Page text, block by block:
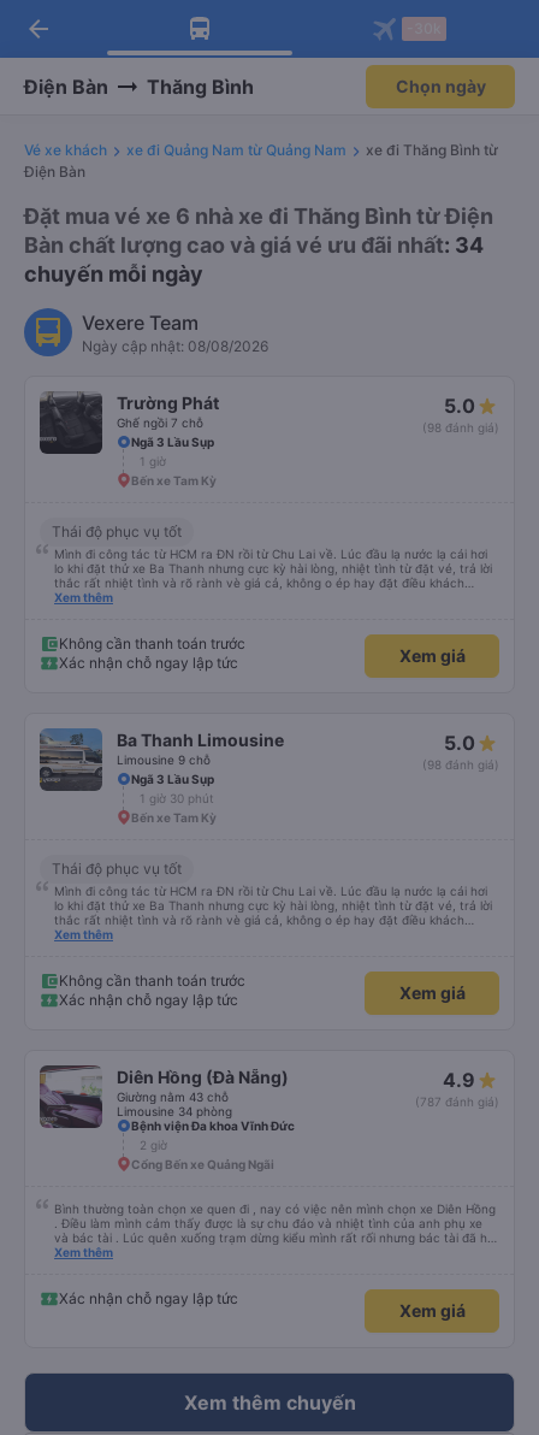
Tải app Vexere ngay!
Nhận ưu đãi thành viên độc
Mở app
Tải app Vexere
-30k/ghế khi đặt vé máy bay qua
Mở app
arrow_back
Điện Bàn Thăng Bình Chọn ngày
Vé xe khách xe đi Quảng Nam từ Quảng Nam
xe đi Thăng Bình từ
Điện Bàn
Đặt mua vé xe 6 nhà xe đi Thăng Bình từ Điện
Bàn chất lượng cao và giá vé ưu đãi nhất: 34
chuyến mỗi ngày
Vexere Team
Ngày cập nhật: 08/08/2026
Trường Phát
Ghế ngồi 7 chỗ
5.0
(98 đánh giá)
Ngã 3 Lầu Sụp
1 giờ
Bến xe Tam Kỳ
Thái độ phục vụ tốt
Mình đi công tác từ HCM ra ĐN rồi từ Chu Lai về. Lúc đầu lạ nước lạ cái hơi
lo khi đặt thử xe Ba Thanh nhưng cực kỳ hài lòng, nhiệt tình từ đặt vé, trả lời
thắc rất nhiệt tình và rõ rành vè giá cả, không o ép hay đặt điều khách
hàng. Lần tới đi công tác chắc chắn tiếp tục dùng xe nhà này!
Xem thêm
Không cần thanh toán trước
Xác nhận chỗ ngay lập tức
Xem giá
Ba Thanh Limousine
Limousine 9 chỗ
5.0
(98 đánh giá)
Ngã 3 Lầu Sụp
1 giờ 30 phút
Bến xe Tam Kỳ
Thái độ phục vụ tốt
Mình đi công tác từ HCM ra ĐN rồi từ Chu Lai về. Lúc đầu lạ nước lạ cái hơi
lo khi đặt thử xe Ba Thanh nhưng cực kỳ hài lòng, nhiệt tình từ đặt vé, trả lời
thắc rất nhiệt tình và rõ rành vè giá cả, không o ép hay đặt điều khách
hàng. Lần tới đi công tác chắc chắn tiếp tục dùng xe nhà này!
Xem thêm
Không cần thanh toán trước
Xác nhận chỗ ngay lập tức
Xem giá
Diên Hồng (Đà Nẵng)
Giường nằm 43 chỗ
Limousine 34 phòng
4.9
(787 đánh giá)
Bệnh viện Đa khoa Vĩnh Đức
2 giờ
Cổng Bến xe Quảng Ngãi
Bình thường toàn chọn xe quen đi , nay có việc nên mình chọn xe Diên Hồng
. Điều làm mình cảm thấy được là sự chu đáo và nhiệt tình của anh phụ xe
và bác tài . Lúc quên xuống trạm dừng kiểu mình rất rối nhưng bác tài đã hỗ
trợ mình về tận nhà . 10 điểm chất lượng 🥰
Xem thêm
Xác nhận chỗ ngay lập tức
Xem giá
Xem thêm chuyến